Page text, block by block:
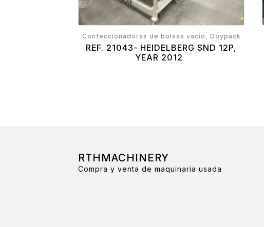
Confeccionadoras de bolsas vacío, Doypack
REF. 21043- HEIDELBERG SND 12P,
YEAR 2012
RTHMACHINERY
Compra y venta de maquinaria usada